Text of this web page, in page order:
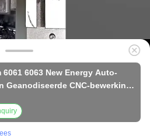
6063 New Energy Auto-
Geanodiseerde CNC-bewerking